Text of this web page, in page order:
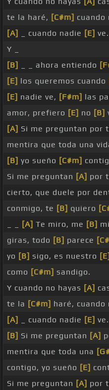
te la haré, [C#m] cuando
[A]
_ cuando nadie [E] ve.
Y _
[B]
_ _ ahora entiendo
[E] los queremos cuando
[E] nadie ve, [F#m] las
amor, prefiero [E] no [B]
[A] Si me preguntan por
mentira que toda una
[B] yo sueño [C#m]
Si me preguntan [A] por
cierto, que duele por
conmigo, te [B] quiero
[A] Te miro, me [B]
giras, todo [B] parece
yo [B] sigo, es nuestro [E]
como [C#m] sandigo.
Y cuando no hayas [A]
te la [C#m] haré, cuando
[A]
_ cuando nadie [E] ve.
[B] Si me preguntan [A]
mentira que toda una
contigo, yo sueño [E]
Si me preguntan [A] por